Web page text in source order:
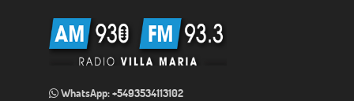
WhatsApp: +5493534113102